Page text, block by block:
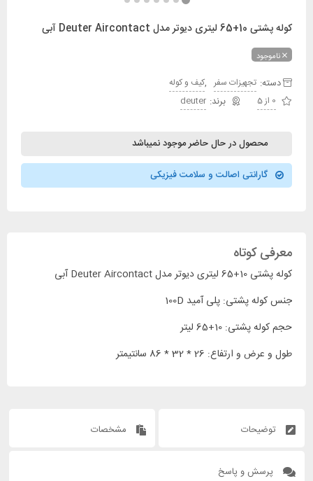
کوله پشتی 10+65 لیتری دیوتر مدل Deuter Aircontact آبی
ناموجود
دسته: تجهیزات سفر , کیف و کوله
0 از 5
deuter
محصول در حال حاضر موجود نمیباشد
گارانتی اصالت و سلامت فیزیکی
معرفی کوتاه
کوله پشتی 10+65 لیتری دیوتر مدل Deuter Aircontact آبی
جنس کوله پشتی: پلی آمید 100D
حجم کوله پشتی: 10+65 لیتر
طول و عرض و ارتفاع: 26 * 32 * 86 سانتیمتر
توضیحات مشخصات
پرسش و پاسخ